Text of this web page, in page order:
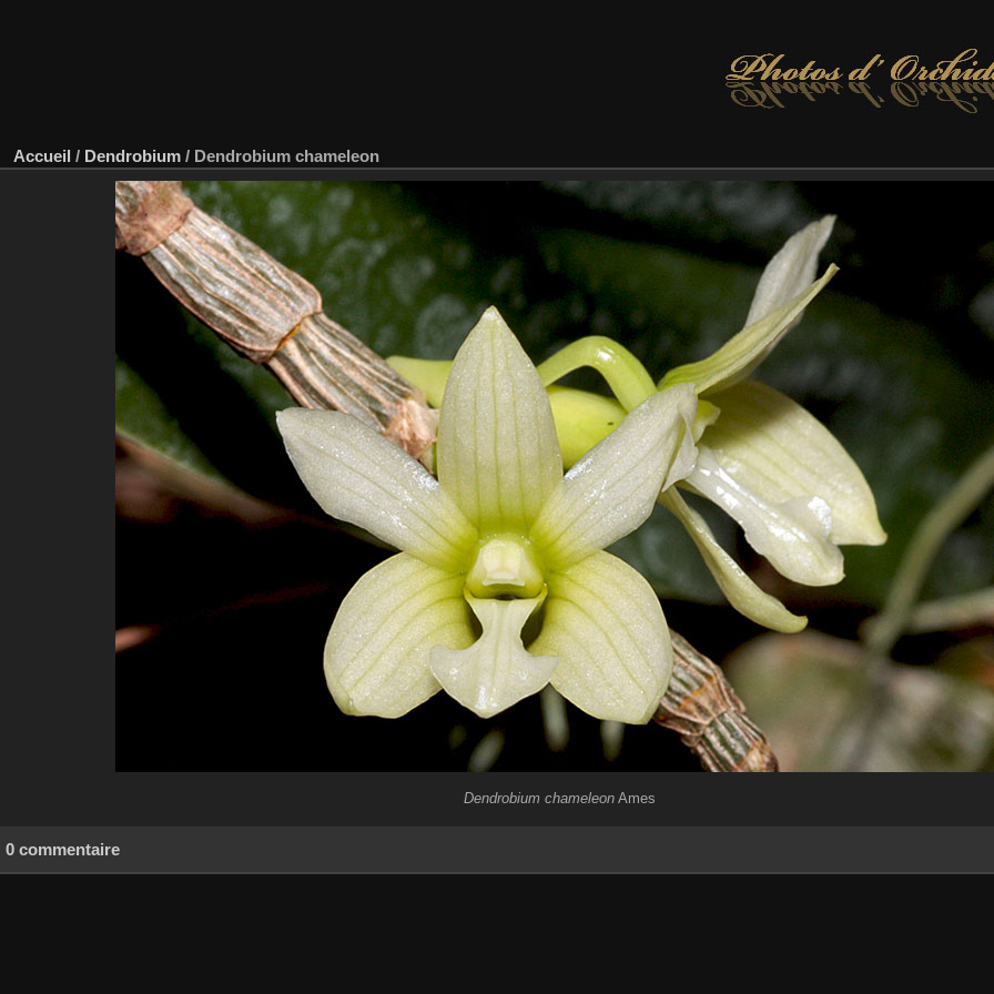
Accueil / Dendrobium / Dendrobium chameleon
Dendrobium chameleonAmes
0 commentaire